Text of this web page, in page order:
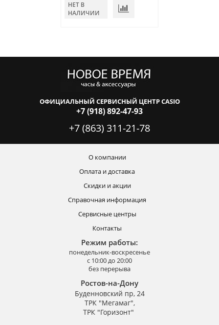
НЕТ В
НАЛИЧИИ
ОФИЦИАЛЬНЫЙ СЕРВИСНЫЙ ЦЕНТР CASIO
+7 (918) 892-47-93
+7 (863) 311-21-78
О компании
Оплата и доставка
Скидки и акции
Справочная информация
Сервисные центры
Контакты
Режим работы:
понедельник-воскресенье
с 10:00 до 20:00
без перерыва
Ростов-на-Дону
Буденновский пр, 24
ТРК "Мегамаг",
ТРК "Горизонт"